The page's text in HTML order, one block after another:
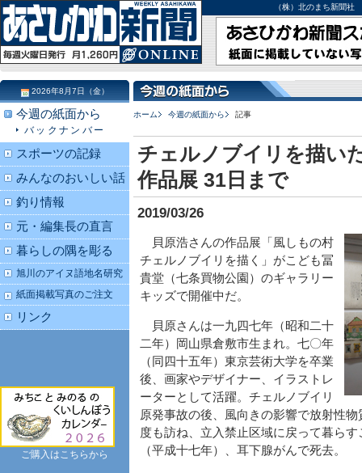
（株）北のまち新聞
ホーム 今週の紙面から 記事
チェルノブイリを描い
作品展 31日まで
2019/03/26
貝原浩さんの作品展「風しもの村
チェルノブイリを描く」がこども冨
貴堂（七条買物公園）のギャラリー
キッズで開催中だ。
貝原さんは一九四七年（昭和二十
二年）岡山県倉敷市生まれ。七〇年
（同四十五年）東京芸術大学を卒業
後、画家やデザイナー、イラストレ
ーターとして活躍。チェルノブイリ
原発事故の後、風向きの影響で放射性
度も訪ね、立入禁止区域に戻って暮ら
（平成十七年）、耳下腺がんで死去。
2026年8月7日（金）
今週の紙面から
バックナンバー
スポーツの記録
みんなのおいしい話
釣り情報
元・編集長の直言
暮らしの隅を彫る
旭川のアイヌ語地名研究
紙面掲載写真のご注文
リンク
ご購入はこちらから